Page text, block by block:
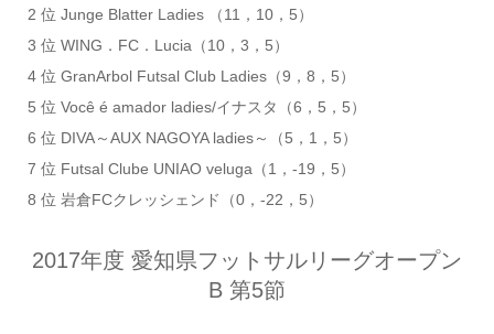
2 位 Junge Blatter Ladies （11，10，5）
3 位 WING．FC．Lucia（10，3，5）
4 位 GranArbol Futsal Club Ladies（9，8，5）
5 位 Você é amador ladies/イナスタ（6，5，5）
6 位 DIVA～AUX NAGOYA ladies～（5，1，5）
7 位 Futsal Clube UNIAO veluga（1，-19，5）
8 位 岩倉FCクレッシェンド（0，-22，5）
2017年度 愛知県フットサルリーグオープン
B 第5節